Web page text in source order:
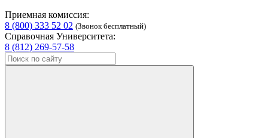
Приемная комиссия:
8 (800) 333 52 02 (Звонок бесплатный)
Справочная Университета:
8 (812) 269-57-58